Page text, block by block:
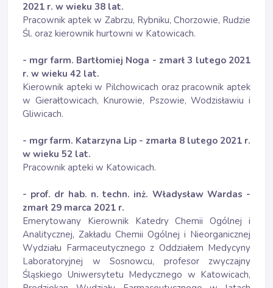
2021 r. w wieku 38 lat.
Pracownik aptek w Zabrzu, Rybniku, Chorzowie, Rudzie
Śl. oraz kierownik hurtowni w Katowicach.
- mgr farm. Bartłomiej Noga - zmarł 3 lutego 2021
r. w wieku 42 lat.
Kierownik apteki w Pilchowicach oraz pracownik aptek
w Gierałtowicach, Knurowie, Pszowie, Wodzisławiu i
Gliwicach.
- mgr farm. Katarzyna Lip - zmarła 8 lutego 2021 r.
w wieku 52 lat.
Pracownik apteki w Katowicach.
- prof. dr hab. n. techn. inż. Władysław Wardas -
zmarł 29 marca 2021 r.
Emerytowany Kierownik Katedry Chemii Ogólnej i
Analitycznej, Zakładu Chemii Ogólnej i Nieorganicznej
Wydziału Farmaceutycznego z Oddziałem Medycyny
Laboratoryjnej w Sosnowcu, profesor zwyczajny
Śląskiego Uniwersytetu Medycznego w Katowicach,